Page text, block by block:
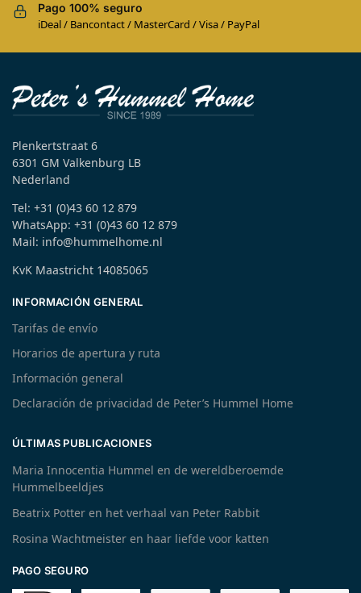
Pago 100% seguro
iDeal / Bancontact / MasterCard / Visa / PayPal
Plenkertstraat 6
6301 GM Valkenburg LB
Nederland
Tel: +31 (0)43 60 12 879
WhatsApp: +31 (0)43 60 12 879
Mail: info@hummelhome.nl
KvK Maastricht 14085065
INFORMACIÓN GENERAL
Tarifas de envío
Horarios de apertura y ruta
Información general
Declaración de privacidad de Peter’s Hummel Home
ÚLTIMAS PUBLICACIONES
Maria Innocentia Hummel en de wereldberoemde
Hummelbeeldjes
Beatrix Potter en het verhaal van Peter Rabbit
Rosina Wachtmeister en haar liefde voor katten
PAGO SEGURO